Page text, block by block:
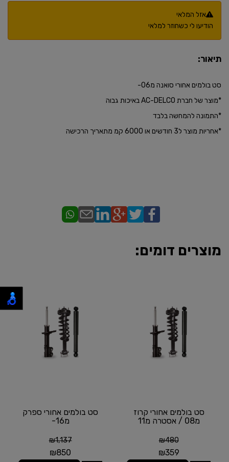
אזל המלאי
הודיעו לי כשחוזר למלאי
תיאור:
סט בולמים אחורי סואנה מ06-
*מוצר של חברת AC-DELCO באיכות גבוה
*התמונה להמחשה בלבד
*אחריות מוצר ל3 חודשים או 6000 קמ מתאריך הרכישה
מוצרים דומים:
סט בולמים אחורי קרוז
מ08 / אסטרה מ11
₪480
₪359
סט בולמים אחורי ספרק
מ16-
₪1,137
₪850